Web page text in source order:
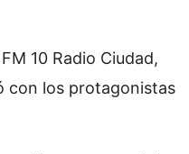
10 Radio Ciudad,
con los protagonistas